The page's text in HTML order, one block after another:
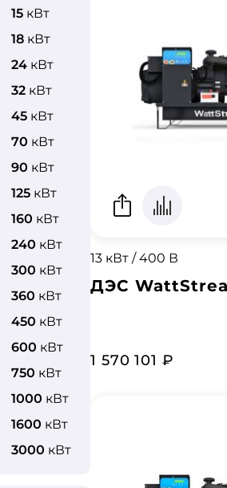
15 кВт
18 кВт
24 кВт
32 кВт
45 кВт
70 кВт
90 кВт
125 кВт
160 кВт
240 кВт
300 кВт
360 кВт
450 кВт
600 кВт
750 кВт
1000 кВт
1600 кВт
3000 кВт
13 кВт / 400 В
ДЭС
1 570 101 ₽